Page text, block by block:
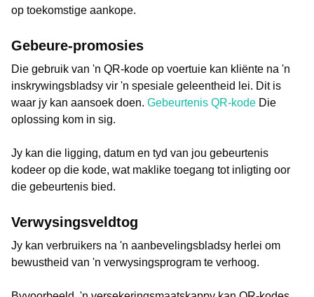
op toekomstige aankope.
Gebeure-promosies
Die gebruik van 'n QR-kode op voertuie kan kliënte na 'n
inskrywingsbladsy vir 'n spesiale geleentheid lei. Dit is
waar jy kan aansoek doen. Gebeurtenis QR-kode Die
oplossing kom in sig.
Jy kan die ligging, datum en tyd van jou gebeurtenis
kodeer op die kode, wat maklike toegang tot inligting oor
die gebeurtenis bied.
Verwysingsveldtog
Jy kan verbruikers na 'n aanbevelingsbladsy herlei om
bewustheid van 'n verwysingsprogram te verhoog.